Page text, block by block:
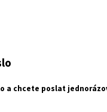
a chcete poslat